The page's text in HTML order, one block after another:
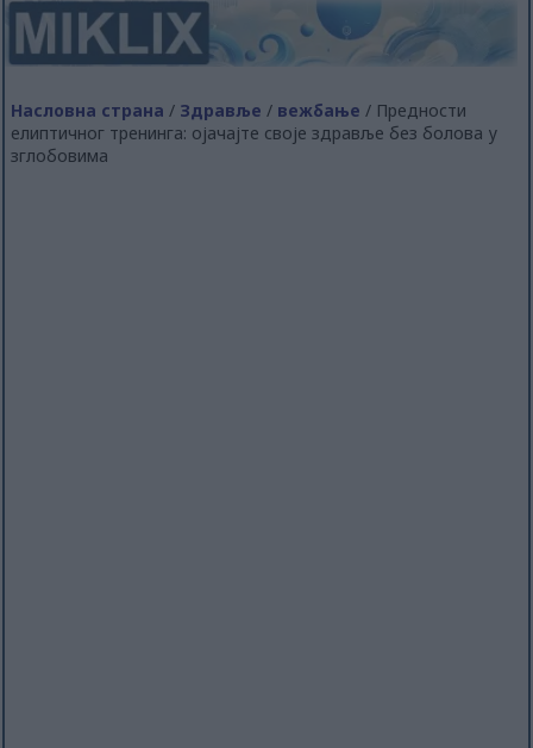
Насловна страна / Здравље / вежбање / Предности
елиптичног тренинга: ојачајте своје здравље без болова у
зглобовима